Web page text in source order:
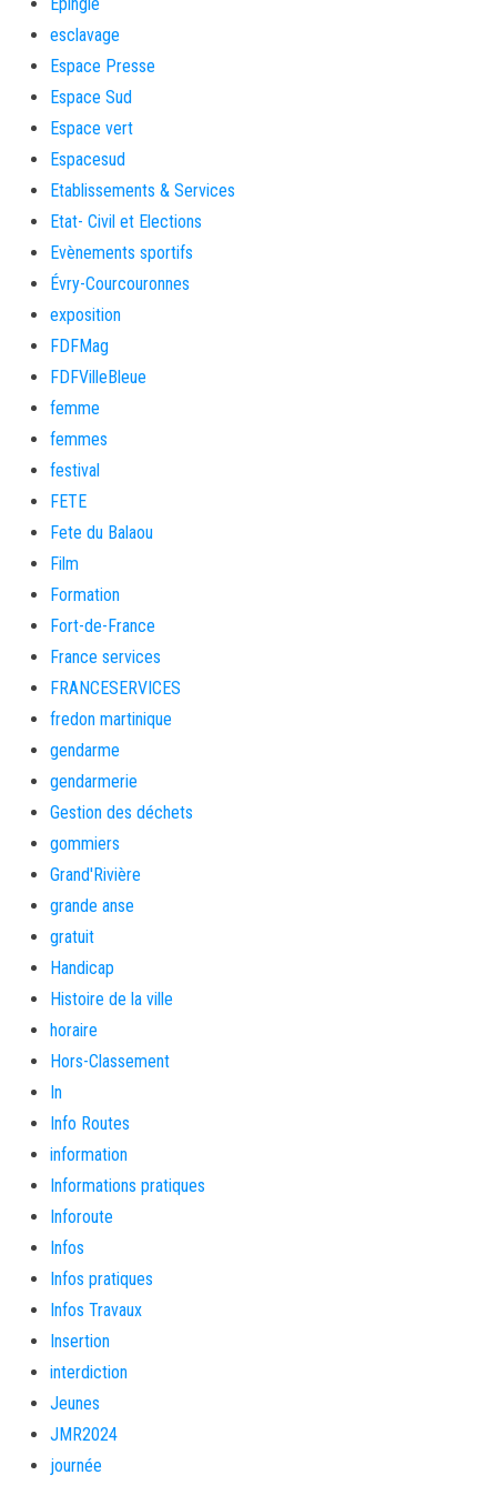
esclavage
Espace Presse
Espace Sud
Espace vert
Espacesud
Etablissements & Services
Etat- Civil et Elections
Evènements sportifs
Évry-Courcouronnes
exposition
FDFMag
FDFVilleBleue
femme
femmes
festival
FETE
Fete du Balaou
Film
Formation
Fort-de-France
France services
FRANCESERVICES
fredon martinique
gendarme
gendarmerie
Gestion des déchets
gommiers
Grand'Rivière
grande anse
gratuit
Handicap
Histoire de la ville
horaire
Hors-Classement
In
Info Routes
information
Informations pratiques
Inforoute
Infos
Infos pratiques
Infos Travaux
Insertion
interdiction
Jeunes
JMR2024
journée